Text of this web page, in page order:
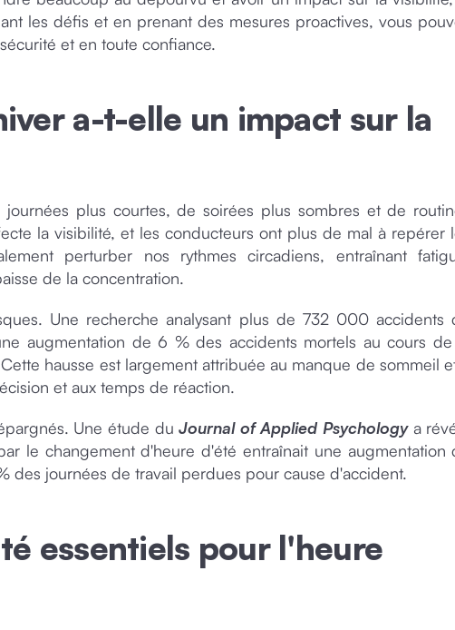
les défis et en prenant des mesures proactives, vous
et en toute confiance.
a-t-elle un impact sur la
plus courtes, de soirées plus sombres et de
la visibilité, et les conducteurs ont plus de mal à repérer
perturber nos rythmes circadiens, entraînant
de la concentration.
Une recherche analysant plus de 732 000 accidents
augmentation de 6 % des accidents mortels au cours
hausse est largement attribuée au manque de sommeil
et aux temps de réaction.
Une étude duJournal of Applied Psychologya
le changement d'heure d'été entraînait une augmentation
des journées de travail perdues pour cause d'accident.
essentiels pour l'heure